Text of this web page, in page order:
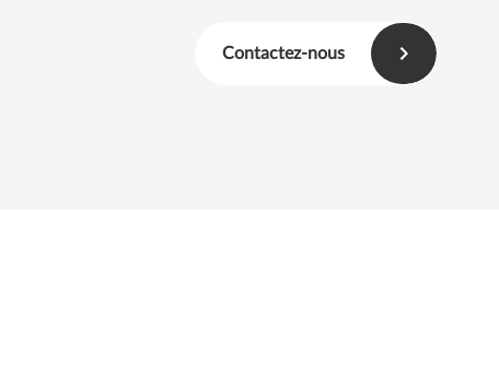
Contactez-nous